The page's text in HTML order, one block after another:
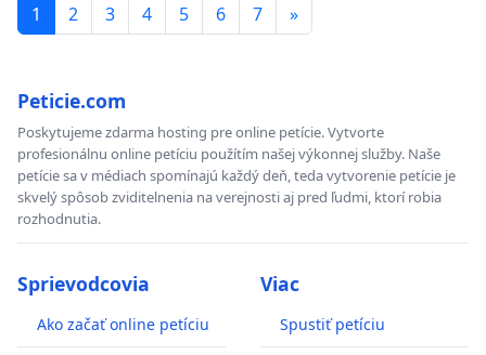
1 2 3 4 5 6 7 »
Peticie.com
Poskytujeme zdarma hosting pre online petície. Vytvorte
profesionálnu online petíciu použítím našej výkonnej služby. Naše
petície sa v médiach spomínajú každý deň, teda vytvorenie petície je
skvelý spôsob zviditelnenia na verejnosti aj pred ľudmi, ktorí robia
rozhodnutia.
Sprievodcovia
Ako začať online petíciu
Viac
Spustiť petíciu